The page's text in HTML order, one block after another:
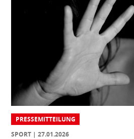
PRESSEMITTEILUNG
SPORT
27.01.2026